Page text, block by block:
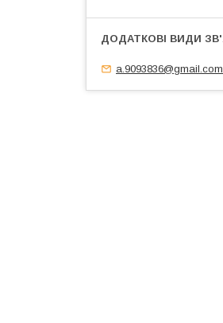
a.9093836@gmail.com